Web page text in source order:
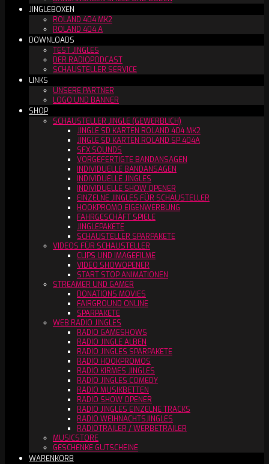
JINGLEBOXEN
ROLAND 404 MK2
ROLAND 404 A
DOWNLOADS
TEST JINGLES
DER RADIOPODCAST
SCHAUSTELLER SERVICE
LINKS
UNSERE PARTNER
LOGO UND BANNER
SHOP
SCHAUSTELLER JINGLE (GEWERBLICH)
JINGLE SD KARTEN ROLAND 404 MK2
JINGLE SD KARTEN ROLAND SP 404A
SFX SOUNDS
VORGEFERTIGTE BANDANSAGEN
INDIVIDUELLE BANDANSAGEN
INDIVIDUELLE JINGLES
INDIVIDUELLE SHOW OPENER
EINZELNE JINGLES FÜR SCHAUSTELLER
HOOKPROMO EIGENWERBUNG
FAHRGESCHÄFT SPIELE
JINGLEPAKETE
SCHAUSTELLER SPARPAKETE
VIDEOS FÜR SCHAUSTELLER
CLIPS UND IMAGEFILME
VIDEO SHOWOPENER
START STOP ANIMATIONEN
STREAMER UND GAMER
DONATIONS MOVIES
FAIRGROUND ONLINE
SPARPAKETE
WEB RADIO JINGLES
RADIO GAMESHOWS
RADIO JINGLE ALBEN
RADIO JINGLES SPARPAKETE
RADIO HOOKPROMOS
RADIO KIRMES JINGLES
RADIO JINGLES COMEDY
RADIO MUSIKBETTEN
RADIO SHOW OPENER
RADIO JINGLES EINZELNE TRACKS
RADIO WEIHNACHTSJINGLES
RADIOTRAILER / WERBETRAILER
MUSICSTORE
GESCHENKE GUTSCHEINE
WARENKORB